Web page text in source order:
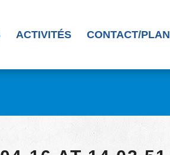
ACTIVITÉS CONTACT/PLAN